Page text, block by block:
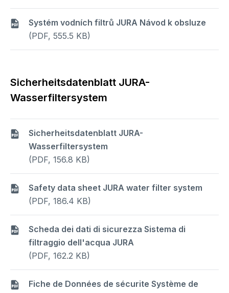
Systém vodních filtrů JURA Návod k obsluze
(PDF, 555.5 KB)
Sicherheitsdatenblatt JURA-
Wasserfiltersystem
Sicherheitsdatenblatt JURA-
Wasserfiltersystem
(PDF, 156.8 KB)
Safety data sheet JURA water filter system
(PDF, 186.4 KB)
Scheda dei dati di sicurezza Sistema di
filtraggio dell'acqua JURA
(PDF, 162.2 KB)
Fiche de Données de sécurite Système de